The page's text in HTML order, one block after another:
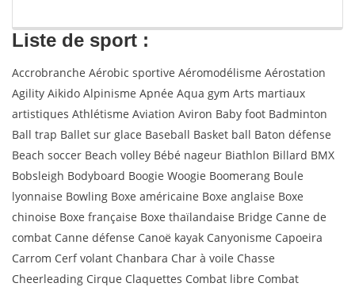
Liste de sport :
Accrobranche Aérobic sportive Aéromodélisme Aérostation
Agility Aikido Alpinisme Apnée Aqua gym Arts martiaux
artistiques Athlétisme Aviation Aviron Baby foot Badminton
Ball trap Ballet sur glace Baseball Basket ball Baton défense
Beach soccer Beach volley Bébé nageur Biathlon Billard BMX
Bobsleigh Bodyboard Boogie Woogie Boomerang Boule
lyonnaise Bowling Boxe américaine Boxe anglaise Boxe
chinoise Boxe française Boxe thaïlandaise Bridge Canne de
combat Canne défense Canoë kayak Canyonisme Capoeira
Carrom Cerf volant Chanbara Char à voile Chasse
Cheerleading Cirque Claquettes Combat libre Combat